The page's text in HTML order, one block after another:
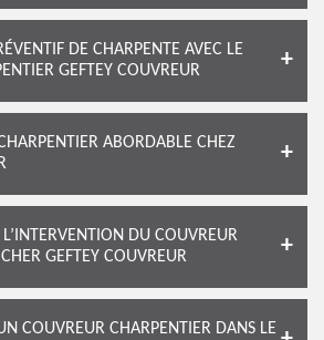
DE CHARPENTE AVEC LE
GEFTEY COUVREUR
ABORDABLE CHEZ
DU COUVREUR
GEFTEY COUVREUR
COUVREUR CHARPENTIER DANS LE